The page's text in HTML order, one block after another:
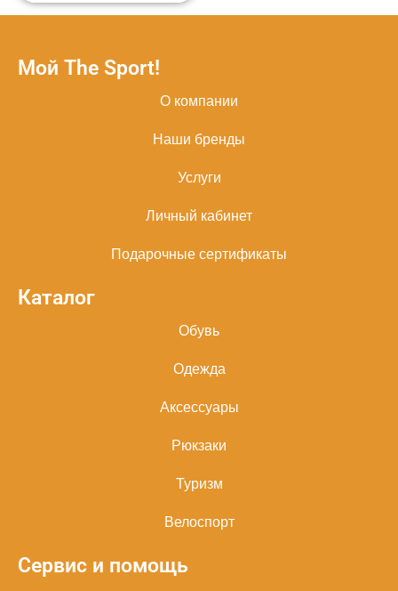
Мой The Sport!
О компании
Наши бренды
Услуги
Личный кабинет
Подарочные сертификаты
Каталог
Обувь
Одежда
Аксессуары
Рюкзаки
Туризм
Велоспорт
Сервис и помощь